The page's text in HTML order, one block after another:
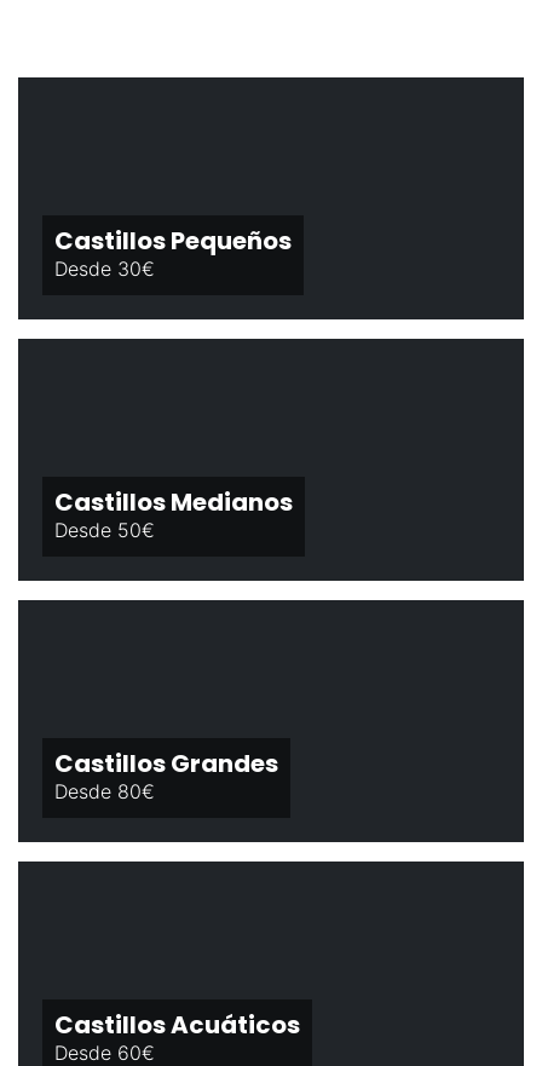
Castillos Pequeños
Desde 30€
Castillos Medianos
Desde 50€
Castillos Grandes
Desde 80€
Castillos Acuáticos
Desde 60€